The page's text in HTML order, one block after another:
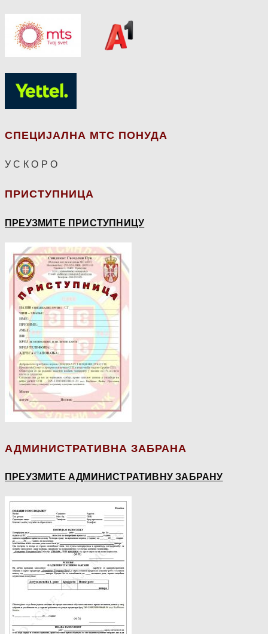
СПЕЦИЈАЛНА МТС ПОНУДА
У С К О Р О
ПРИСТУПНИЦА
ПРЕУЗМИТЕ ПРИСТУПНИЦУ
АДМИНИСТРАТИВНА ЗАБРАНА
ПРЕУЗМИТЕ АДМИНИСТРАТИВНУ ЗАБРАНУ